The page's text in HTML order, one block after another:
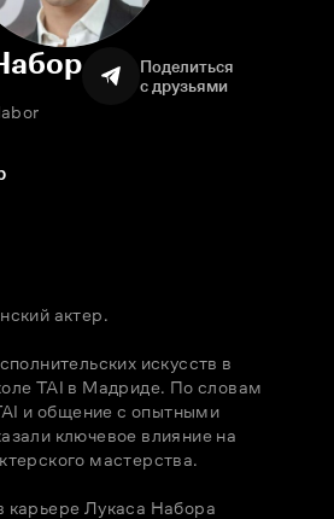
Поделиться
с друзьями
актер.
искусств в
TAI в Мадриде. По словам
и общение с опытными
ключевое влияние на
мастерства.
Лукаса Набора